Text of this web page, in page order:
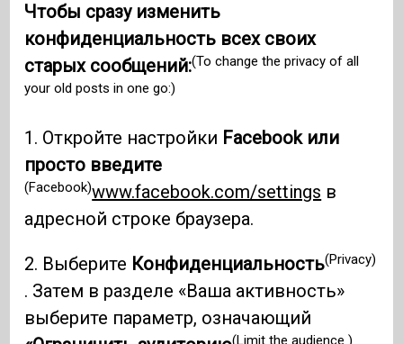
Чтобы сразу изменить
конфиденциальность всех своих
старых сообщений:(To change the privacy of all
your old posts in one go:)
1. Откройте настройки Facebook или
просто введите
(Facebook)www.facebook.com/settings в
адресной строке браузера.
2. Выберите Конфиденциальность(Privacy)
. Затем в разделе «Ваша активность»
выберите параметр, означающий
(Limit the audience )